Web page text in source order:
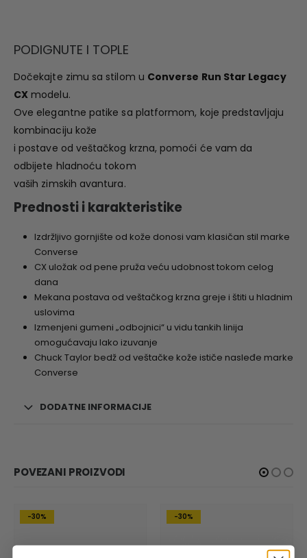
PODIGNUTE I TOPLE
Dočekajte zimu sa stilom u Converse Run Star Legacy
CX modelu.
Ove elegantne patike sa platformom, koje predstavljaju
kombinaciju kože
i postave od veštačkog krzna, pomoći će vam da
odbijete hladnoću tokom
vaših zimskih avantura.
Prednosti i karakteristike
Izdržljivo gornjište od kože donosi vam klasičan stil marke
Converse
CX uložak od pene pruža veću udobnost tokom celog
dana
Mekana postava od veštačkog krzna greje i štiti u hladnim
uslovima
Izmenjeni gumeni „odbojnici“ u vidu tankih linija
omogućavaju lako izuvanje
Chuck Taylor bedž od veštačke kože ističe nasleđe marke
Converse
DODATNE INFORMACIJE
POVEZANI PROIZVODI
-30% -30%